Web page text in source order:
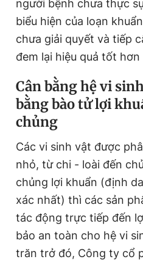
người bệnh chưa thực
biểu hiện của loạn
chưa giải quyết và tiếp
đem lại hiệu quả tốt
Cân bằng hệ vi
bằng bào tử lợi
chủng
Các vi sinh vật được
nhỏ, từ chi - loài đến
chủng lợi khuẩn (định
xác nhất) thì các sản
tác động trực tiếp đến
bảo an toàn cho hệ vi
trăn trở đó, Công ty cổ